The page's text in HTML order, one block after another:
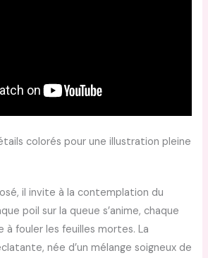
colorés pour une illustration pleine
il invite à la contemplation du
poil sur la queue s’anime, chaque
fouler les feuilles mortes. La
née d’un mélange soigneux de